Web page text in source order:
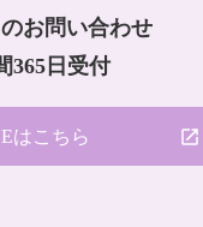
お問い合わせ
365日受付
はこちら